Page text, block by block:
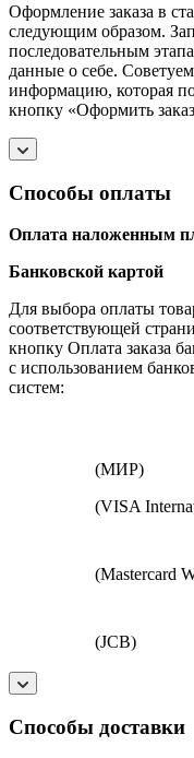
Оформление заказа в
следующим образом.
последовательным
данные о себе.
информацию, которая
кнопку «Оформить
Способы оплаты
Оплата наложенным
Банковской картой
Для выбора оплаты
соответствующей
кнопку Оплата заказа
с использованием
систем:
(МИР)
(VISA
(Mastercard
(JCB)
Способы доставки